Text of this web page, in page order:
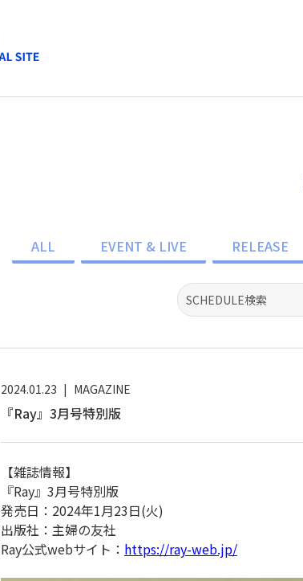
ALL EVENT & LIVE RELEASE
2024.01.23 | MAGAZINE
『Ray』3月号特別版
【雑誌情報】
『Ray』3月号特別版
発売日：2024年1月23日(火)
出版社：主婦の友社
Ray公式webサイト： https://ray-web.jp/